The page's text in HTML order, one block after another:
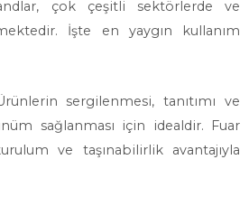
çok çeşitli sektörlerde ve
İşte en yaygın kullanım
sergilenmesi, tanıtımı ve
sağlanması için idealdir. Fuar
ve taşınabilirlik avantajıyla